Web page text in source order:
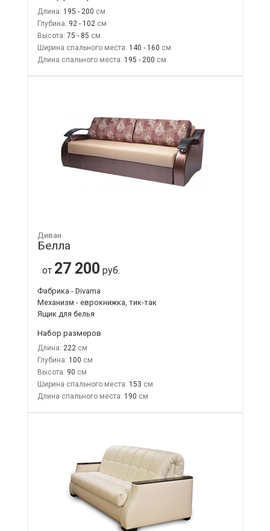
Длина: 195 - 200
Глубина: 92 - 102
Высота: 75 - 85
Ширина спального места: 140 - 160
Длина спального места: 195 - 200
Диван
Белла
от 27 200 руб.
Фабрика - Divama
Механизм - еврокнижка, тик-так
Ящик для белья
Набор размеров
Длина: 222
Глубина: 100
Высота: 90
Ширина спального места: 153
Длина спального места: 190